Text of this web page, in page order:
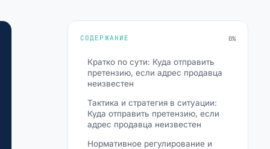
СОДЕРЖАНИЕ 0%
Кратко по сути: Куда отправить
претензию, если адрес продавца
неизвестен
Тактика и стратегия в ситуации:
Куда отправить претензию, если
адрес продавца неизвестен
Нормативное регулирование и